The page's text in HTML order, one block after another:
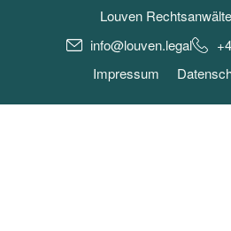
Louven
info@louven.legal
Impressum